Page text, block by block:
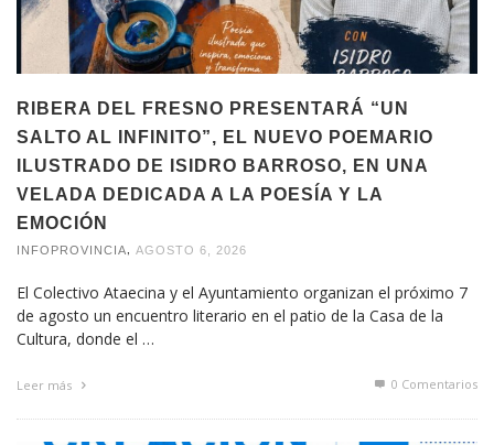
RIBERA DEL FRESNO PRESENTARÁ “UN
SALTO AL INFINITO”, EL NUEVO POEMARIO
ILUSTRADO DE ISIDRO BARROSO, EN UNA
VELADA DEDICADA A LA POESÍA Y LA
EMOCIÓN
INFOPROVINCIA AGOSTO 6, 2026
El Colectivo Ataecina y el Ayuntamiento organizan el próximo 7
de agosto un encuentro literario en el patio de la Casa de la
Cultura, donde el …
Leer más 0 Comentarios